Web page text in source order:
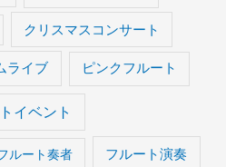
クリスマスコンサート
ライブ ピンクフルート
イベント
ルート奏者 フルート演奏